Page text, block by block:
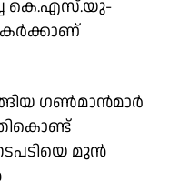
കെ.എസ്.യു-
ഗണ്‍മാന്‍മാര്‍
മുന്‍